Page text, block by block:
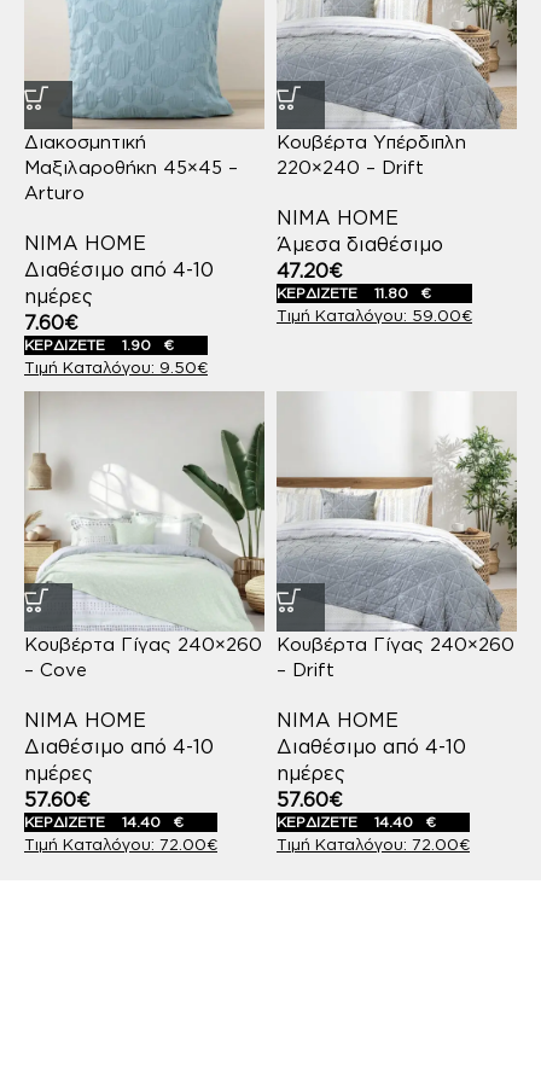
Διακοσμητική
Μαξιλαροθήκη 45×45 –
Arturo
NIMA HOME
Διαθέσιμο από 4-10
ημέρες
9.50€
7.60€
ΚΕΡΔΙΖΕΤΕ 1.90 €
Κουβέρτα Υπέρδιπλη
220×240 – Drift
NIMA HOME
Άμεσα διαθέσιμο
59.00€
47.20€
ΚΕΡΔΙΖΕΤΕ 11.80 €
Κουβέρτα Γίγας 240×260
– Cove
NIMA HOME
Διαθέσιμο από 4-10
ημέρες
72.00€
57.60€
ΚΕΡΔΙΖΕΤΕ 14.40 €
Κουβέρτα Γίγας 240×260
– Drift
NIMA HOME
Διαθέσιμο από 4-10
ημέρες
72.00€
57.60€
ΚΕΡΔΙΖΕΤΕ 14.40 €